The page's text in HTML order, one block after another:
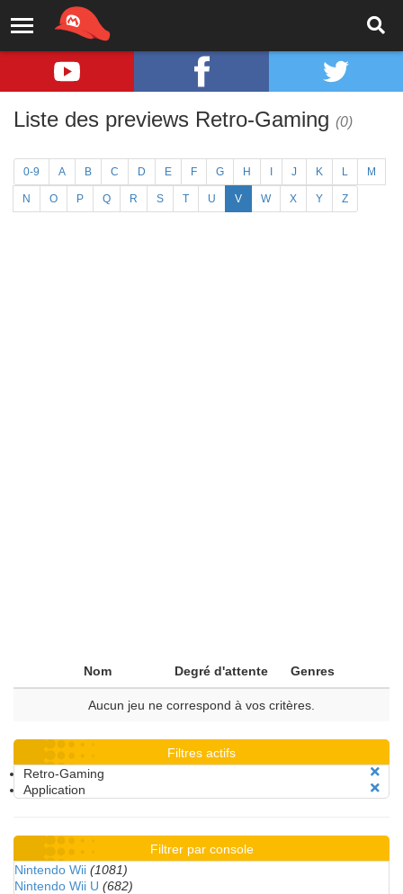
Liste des previews Retro-Gaming (0)
0-9 A B C D E F G H J K L M
N O P Q R S T U V W X Y Z
Nom Degré d'attente Genres
Aucun jeu ne correspond à vos critères.
Filtres actifs
Retro-Gaming
Application
Filtrer par console
Nintendo Wii (1081)
Nintendo Wii U (682)